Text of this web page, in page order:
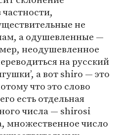
не
а одушевленные —
неодушевленное
на русский
а вот shiro — это
что это слово
есть отдельная
числа — shirosi
множественное число